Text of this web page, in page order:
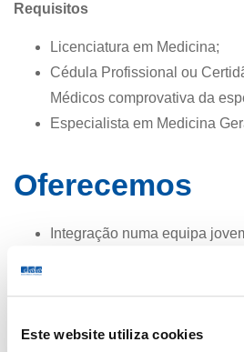
Este website utiliza cookies
Requisitos
Licenciatura em Medicina;
Cédula Profissional ou
Médicos comprovativa da
Especialista em Medicina
Oferecemos
Integração numa equipa
Crescimento pessoal e